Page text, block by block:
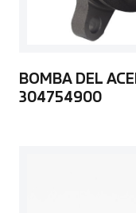
BOMBA DEL
304754900